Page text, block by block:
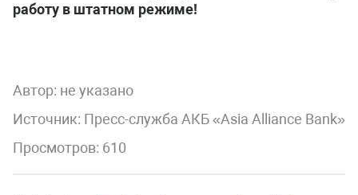
работу в штатном режиме!
Автор: не указано
Источник: Пресс-служба АКБ «Asia Alliance Bank»
Просмотров: 610